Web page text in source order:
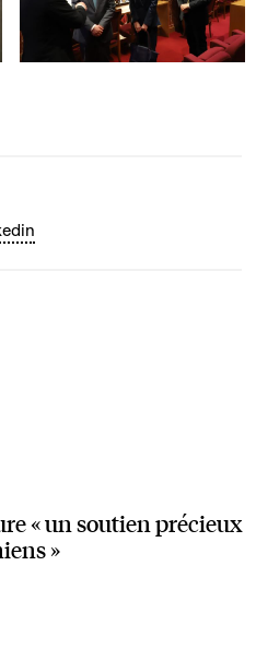
Open image in gallery
« un soutien précieux
»